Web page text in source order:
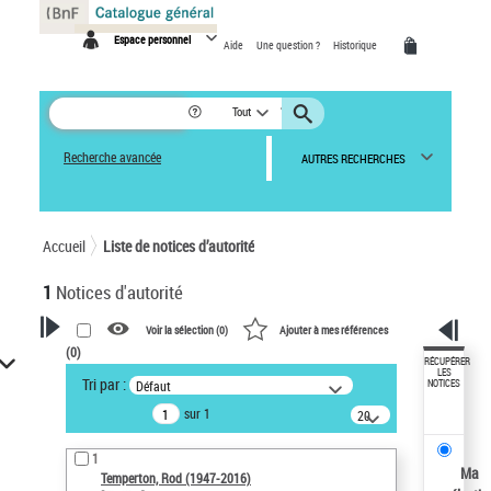
Espace personnel Aide Une question ? Historique
Tout
Recherche avancée AUTRES RECHERCHES
Accueil Liste de notices d’autorité
1 Notices d'autorité
VOTRE RECHERCHE
Recherche avancée dans les
notices d’autorité
Œuvres liées à l'auteur :
Temperton, Rod (1947-2016)
Voir la sélection (0) Ajouter à mes références
(0)
Tri par : Défaut
sur 1
20
résultats/page
1
Temperton, Rod (1947-2016)
RÉCUPÉRER
LES
NOTICES
Ma
Panneau de gestion des cookies